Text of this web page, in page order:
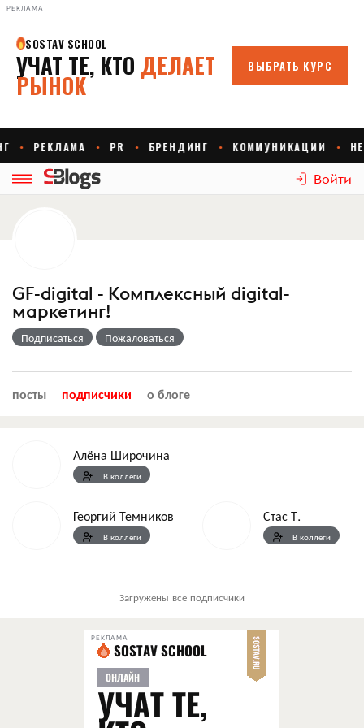
РЕКЛАМА
Войти
GF-digital - Комплексный digital-
маркетинг!
Подписаться Пожаловаться
посты подписчики о блоге
Алёна Широчина
В коллеги
Георгий Темников
В коллеги
Стас Т.
В коллеги
Загружены все подписчики
РЕКЛАМА